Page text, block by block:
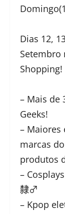
Dias 12,
Setembro
– Mais de
Geeks!
– Maiores
marcas
produtos
–
隸‍♂️
– Kpop